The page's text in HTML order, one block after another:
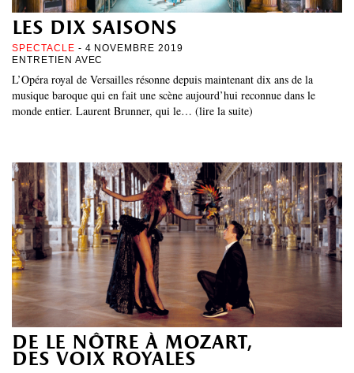
les dix saisons
SPECTACLE - 4 NOVEMBRE 2019
ENTRETIEN AVEC
L’Opéra royal de Versailles résonne depuis maintenant dix ans de la
musique baroque qui en fait une scène aujourd’hui reconnue dans le
monde entier. Laurent Brunner, qui le… (lire la suite)
de le nôtre à mozart,
des voix royales